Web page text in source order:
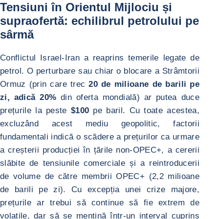
Tensiuni în Orientul Mijlociu și
supraofertă: echilibrul petrolului pe
sârmă
Conflictul Israel-Iran a reaprins temerile legate de
petrol. O perturbare sau chiar o blocare a Strâmtorii
Ormuz (prin care trec20 de milioane de barili pe
zi, adică 20% din oferta mondială) ar putea duce
prețurile la peste $100 pe baril. Cu toate acestea,
excluzând acest mediu geopolitic, factorii
fundamentali indică o scădere a prețurilor ca urmare
a creșterii producției în țările non-OPEC+, a cererii
slăbite de tensiunile comerciale și a reintroducerii
de volume de către membrii OPEC+ (2,2 milioane
de barili pe zi). Cu excepția unei crize majore,
prețurile ar trebui să continue să fie extrem de
volatile, dar să se mențină într-un interval cuprins